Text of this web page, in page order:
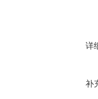
详
补